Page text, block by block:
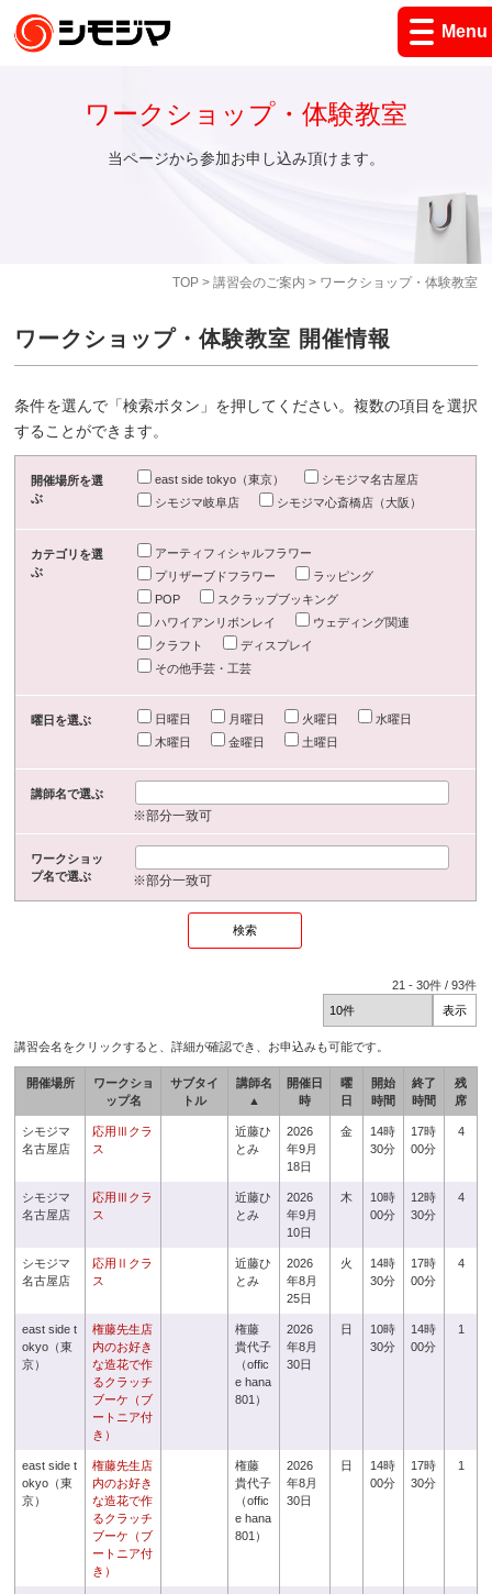
Menu
TOP> 講習会のご案内 > ワークショップ・体験教室
ワークショップ・体験教室
当ページから参加お申し込み頂けます。
ワークショップ・体験教室 開催情報
条件を選んで「検索ボタン」を押してください。複数の項目を選択
することができます。
開催場所を選
ぶ
east side tokyo（東京）
シモジマ名古屋店
シモジマ岐阜店
シモジマ心斎橋店（大阪）
カテゴリを選
ぶ
アーティフィシャルフラワー
プリザーブドフラワー
ラッピング
POP
スクラップブッキング
ハワイアンリボンレイ
ウェディング関連
クラフト
ディスプレイ
その他手芸・工芸
曜日を選ぶ 日曜日 月曜日 火曜日
水曜日
木曜日
金曜日 土曜日
講師名で選ぶ
※部分一致可
ワークショッ
プ名で選ぶ
※部分一致可
21 -30件 /93件
講習会名をクリックすると、詳細が確認でき、お申込みも可能です。
開催場所
ワークショ
ップ名
サブタイ
トル
講師名
▲
開催日
時
曜
日
開始
時間
終了
時間
残
席
シモジマ
名古屋店
応用Ⅲクラ
ス
近藤ひ
とみ
2026
年9月
18日
金
14時
30分
17時
00分
4
シモジマ
名古屋店
応用Ⅲクラ
ス
近藤ひ
とみ
2026
年9月
10日
木
10時
00分
12時
30分
4
シモジマ
名古屋店
応用Ⅱクラ
ス
近藤ひ
とみ
2026
年8月
25日
火
14時
30分
17時
00分
4
east side t
okyo（東
京）
権藤先生店
内のお好き
な造花で作
るクラッチ
ブーケ（ブ
ートニア付
き）
権藤
貴代子
（offic
e hana
801）
2026
年8月
30日
日
10時
30分
14時
00分
1
east side t
okyo（東
京）
権藤先生店
内のお好き
な造花で作
るクラッチ
ブーケ（ブ
ートニア付
き）
権藤
貴代子
（offic
e hana
801）
2026
年8月
30日
日
14時
00分
17時
30分
1